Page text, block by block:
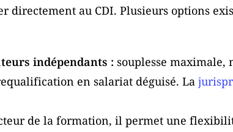
directement au CDI. Plusieurs options
indépendants : souplesse maximale,
en salariat déguisé. La
de la formation, il permet une